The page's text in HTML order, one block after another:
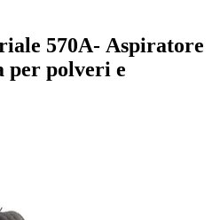
570A- Aspiratore
per polveri e